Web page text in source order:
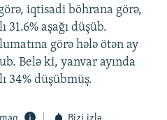
iqtisadi böhrana görə,
31.6% aşağı düşüb.
görə hələ ötən ay
Belə ki, yanvar ayında
34% düşübmüş.